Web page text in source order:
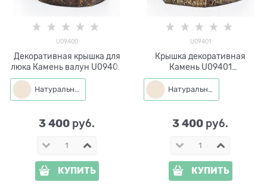
U09400
Декоративная крышка для
люка Камень валун U09400
стеклопластик ширина 32
см Натуральный
3 400 руб.
КУПИТЬ
U09401
Крышка декоративная
Камень U09401
стеклопластик ширина 35
см Натуральный
3 400 руб.
КУПИТЬ